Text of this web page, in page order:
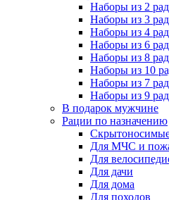
Наборы из 2
Наборы из 3
Наборы из 4
Наборы из 6
Наборы из 8
Наборы из 10
Наборы из 7
Наборы из 9
В подарок мужчине
Рации по назначению
Для МЧС и
Для
Для дачи
Для дома
Для походов